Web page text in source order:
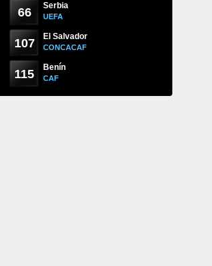
66 Serbia
UEFA
107 El Salvador
CONCACAF
115 Benín
CAF